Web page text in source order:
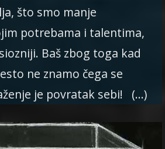
što smo manje
potrebama i talentima,
Baš zbog toga kad
ne znamo čega se
je povratak sebi! (…)